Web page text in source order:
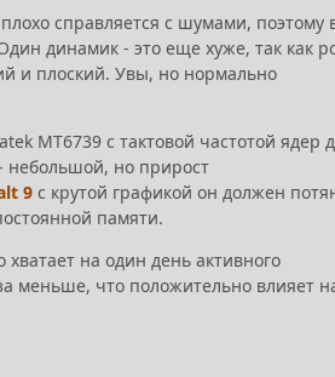
справляется с шумами, поэтому
динамик - это еще хуже, так как
и плоский. Увы, но нормально
MT6739 с тактовой частотой ядер
небольшой, но прирост
9 с крутой графикой он должен
памяти.
на один день активного
меньше, что положительно влияет